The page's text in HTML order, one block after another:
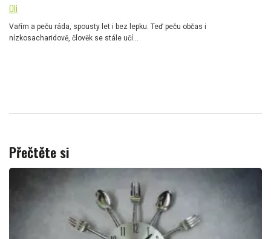
Oli
Vařím a peču ráda, spousty let i bez lepku. Teď peču občas i
nízkosacharidově, člověk se stále učí...
Přečtěte si